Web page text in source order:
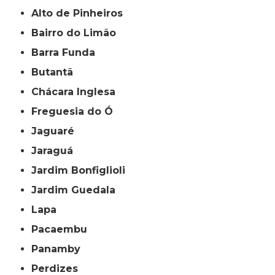
Alto de Pinheiros
Bairro do Limão
Barra Funda
Butantã
Chácara Inglesa
Freguesia do Ó
Jaguaré
Jaraguá
Jardim Bonfiglioli
Jardim Guedala
Lapa
Pacaembu
Panamby
Perdizes